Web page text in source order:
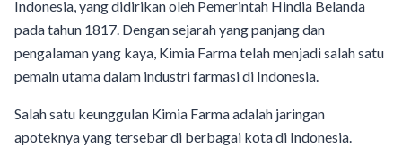
Indonesia, yang didirikan oleh Pemerintah Hindia Belanda
pada tahun 1817. Dengan sejarah yang panjang dan
pengalaman yang kaya, Kimia Farma telah menjadi salah satu
pemain utama dalam industri farmasi di Indonesia.
Salah satu keunggulan Kimia Farma adalah jaringan
apoteknya yang tersebar di berbagai kota di Indonesia.